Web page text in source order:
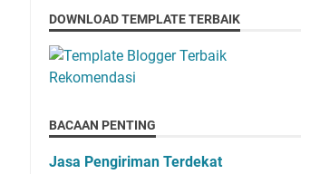
DOWNLOAD TEMPLATE TERBAIK
BACAAN PENTING
Jasa Pengiriman Terdekat